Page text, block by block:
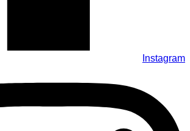
Instagram